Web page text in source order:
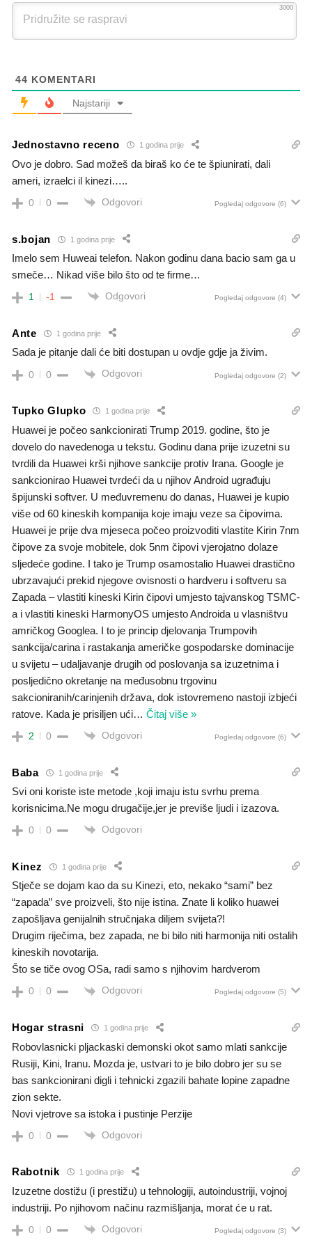
3000
44 KOMENTARI
Najstariji
Jednostavno receno 1 godina prije
Ovo je dobro. Sad možeš da biraš ko će te špiunirati, dali
ameri, izraelci il kinezi…..
0 0 Odgovori Pogledaj odgovore (6)
s.bojan 1 godina prije
Imelo sem Huweai telefon. Nakon godinu dana bacio sam ga u
smeče… Nikad više bilo što od te firme…
1 -1 Odgovori Pogledaj odgovore (4)
Ante 1 godina prije
Sada je pitanje dali će biti dostupan u ovdje gdje ja živim.
0 0 Odgovori Pogledaj odgovore (2)
Tupko Glupko 1 godina prije
Huawei je počeo sankcionirati Trump 2019. godine, što je
dovelo do navedenoga u tekstu. Godinu dana prije izuzetni su
tvrdili da Huawei krši njihove sankcije protiv Irana. Google je
sankcionirao Huawei tvrdeći da u njihov Android ugrađuju
špijunski softver. U međuvremenu do danas, Huawei je kupio
više od 60 kineskih kompanija koje imaju veze sa čipovima.
Huawei je prije dva mjeseca počeo proizvoditi vlastite Kirin 7nm
čipove za svoje mobitele, dok 5nm čipovi vjerojatno dolaze
sljedeće godine. I tako je Trump osamostalio Huawei drastično
ubrzavajući prekid njegove ovisnosti o hardveru i softveru sa
Zapada – vlastiti kineski Kirin čipovi umjesto tajvanskog TSMC-
a i vlastiti kineski HarmonyOS umjesto Androida u vlasništvu
amričkog Googlea. I to je princip djelovanja Trumpovih
sankcija/carina i rastakanja američke gospodarske dominacije
u svijetu – udaljavanje drugih od poslovanja sa izuzetnima i
posljedično okretanje na međusobnu trgovinu
sakcioniranih/carinjenih država, dok istovremeno nastoji izbjeći
ratove. Kada je prisiljen ući… Čitaj više »
2 0 Odgovori Pogledaj odgovore (6)
Baba 1 godina prije
Svi oni koriste iste metode ,koji imaju istu svrhu prema
korisnicima.Ne mogu drugačije,jer je previše ljudi i izazova.
0 0 Odgovori
Kinez 1 godina prije
Stječe se dojam kao da su Kinezi, eto, nekako “sami” bez
“zapada” sve proizveli, što nije istina. Znate li koliko huawei
zapošljava genijalnih stručnjaka diljem svijeta?!
Drugim riječima, bez zapada, ne bi bilo niti harmonija niti ostalih
kineskih novotarija.
Što se tiče ovog OSa, radi samo s njihovim hardverom
0 0 Odgovori Pogledaj odgovore (5)
Hogar strasni 1 godina prije
Robovlasnicki pljackaski demonski okot samo mlati sankcije
Rusiji, Kini, Iranu. Mozda je, ustvari to je bilo dobro jer su se
bas sankcionirani digli i tehnicki zgazili bahate lopine zapadne
zion sekte.
Novi vjetrove sa istoka i pustinje Perzije
0 0 Odgovori
Rabotnik 1 godina prije
Izuzetne dostižu (i prestižu) u tehnologiji, autoindustriji, vojnoj
industriji. Po njihovom načinu razmišljanja, morat će u rat.
0 0 Odgovori Pogledaj odgovore (3)